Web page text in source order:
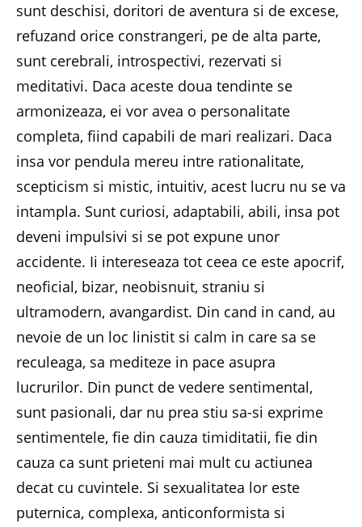
sunt deschisi, doritori de aventura si de excese,
refuzand orice constrangeri, pe de alta parte,
sunt cerebrali, introspectivi, rezervati si
meditativi. Daca aceste doua tendinte se
armonizeaza, ei vor avea o personalitate
completa, fiind capabili de mari realizari. Daca
insa vor pendula mereu intre rationalitate,
scepticism si mistic, intuitiv, acest lucru nu se va
intampla. Sunt curiosi, adaptabili, abili, insa pot
deveni impulsivi si se pot expune unor
accidente. Ii intereseaza tot ceea ce este apocrif,
neoficial, bizar, neobisnuit, straniu si
ultramodern, avangardist. Din cand in cand, au
nevoie de un loc linistit si calm in care sa se
reculeaga, sa mediteze in pace asupra
lucrurilor. Din punct de vedere sentimental,
sunt pasionali, dar nu prea stiu sa-si exprime
sentimentele, fie din cauza timiditatii, fie din
cauza ca sunt prieteni mai mult cu actiunea
decat cu cuvintele. Si sexualitatea lor este
puternica, complexa, anticonformista si